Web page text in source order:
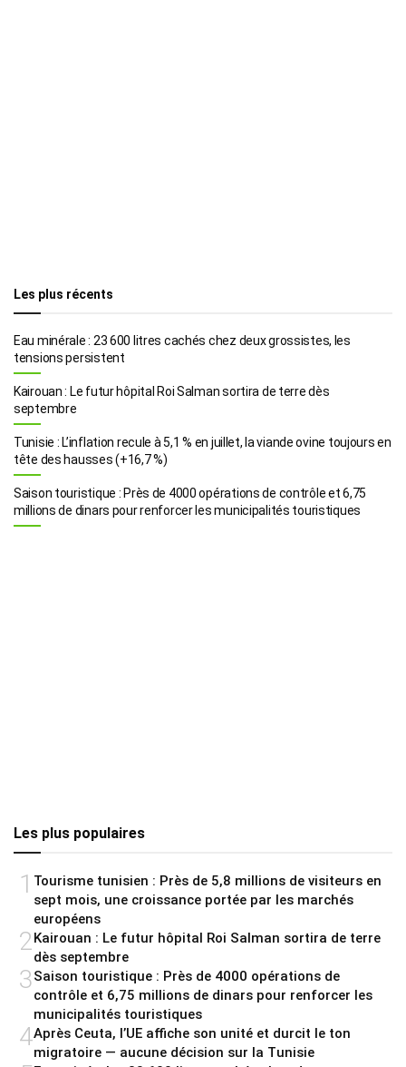
Les plus récents
Eau minérale : 23 600 litres cachés chez deux grossistes, les
tensions persistent
Kairouan : Le futur hôpital Roi Salman sortira de terre dès
septembre
Tunisie : L’inflation recule à 5,1 % en juillet, la viande ovine toujours en
tête des hausses (+16,7 %)
Saison touristique : Près de 4000 opérations de contrôle et 6,75
millions de dinars pour renforcer les municipalités touristiques
Les plus populaires
1 Tourisme tunisien : Près de 5,8 millions de visiteurs en
sept mois, une croissance portée par les marchés
européens
2Kairouan : Le futur hôpital Roi Salman sortira de terre
dès septembre
3Saison touristique : Près de 4000 opérations de
contrôle et 6,75 millions de dinars pour renforcer les
municipalités touristiques
4Après Ceuta, l’UE affiche son unité et durcit le ton
migratoire — aucune décision sur la Tunisie